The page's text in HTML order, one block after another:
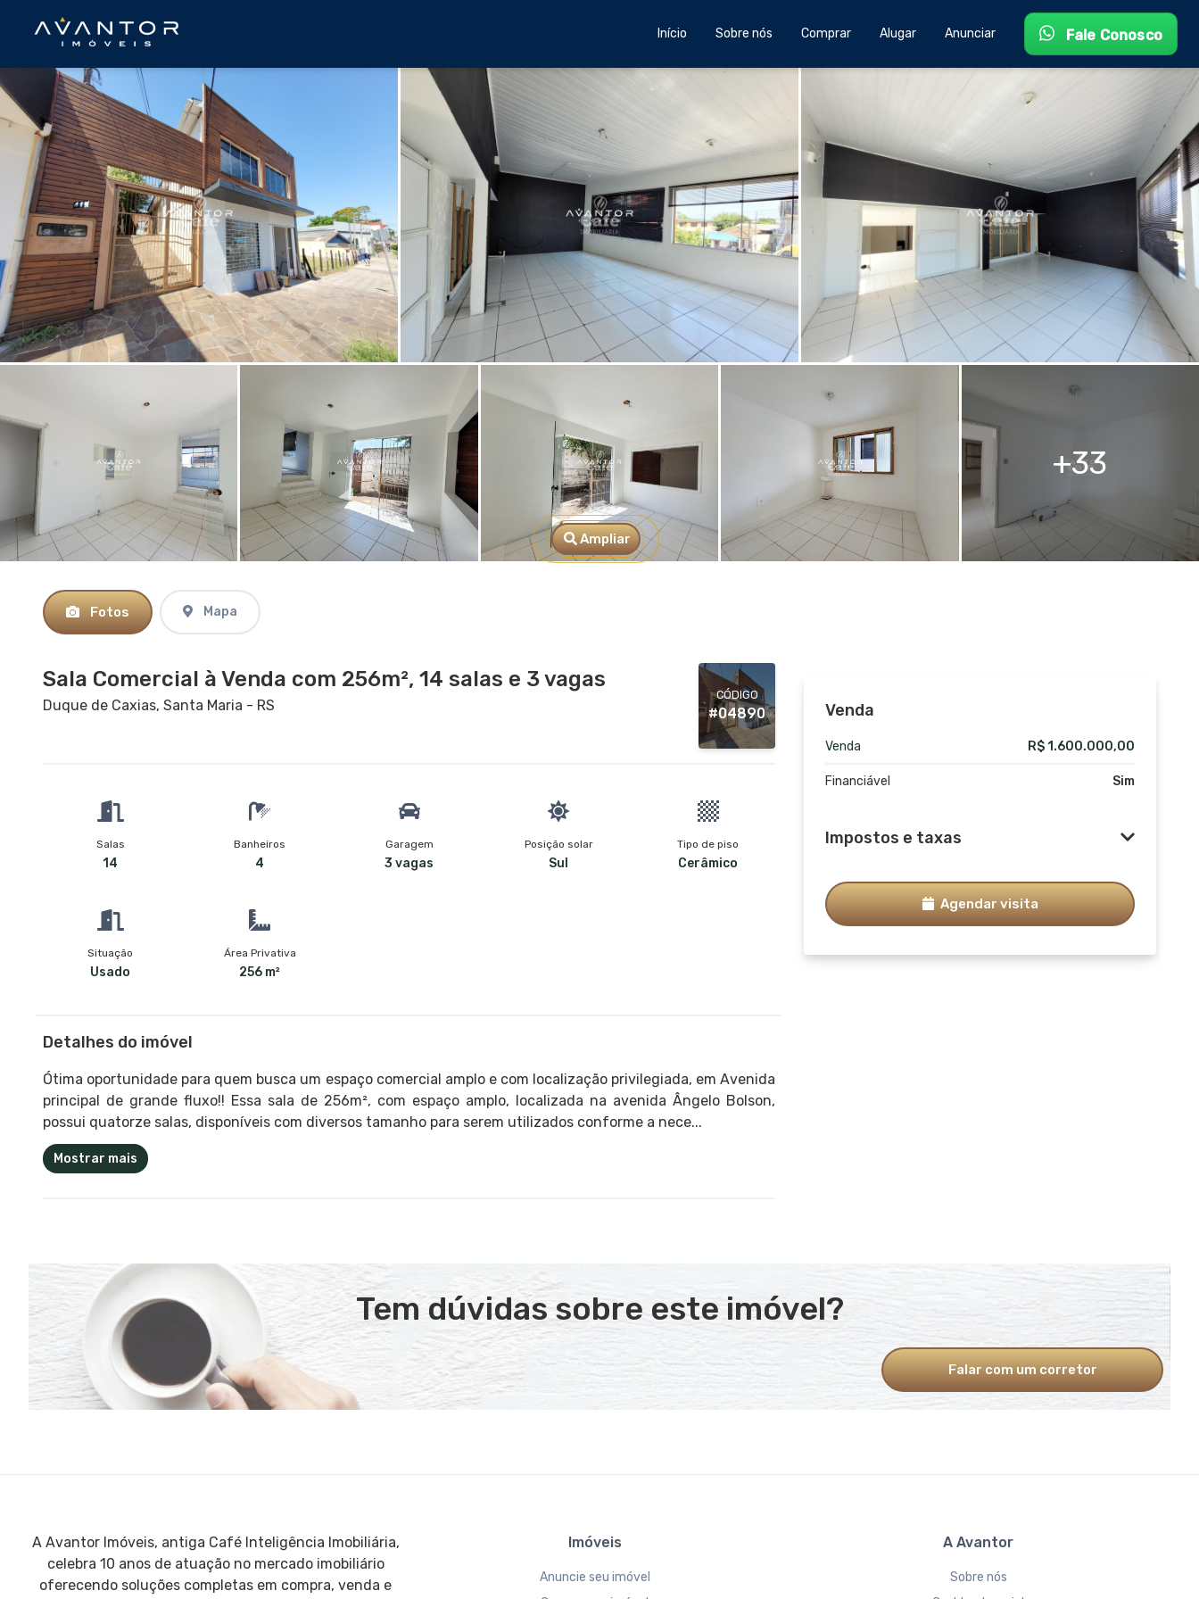
Início Sobre nós Comprar Alugar Anunciar Fale Conosco
33
Ampliar
Fotos Mapa
Sala Comercial à Venda com 256m², 14 salas e 3 vagas
Duque de Caxias, Santa Maria - RS
CÓDIGO
#04890
Salas
14
Banheiros
4
Garagem
3 vagas
Posição solar
Sul
Tipo de piso
Cerâmico
Situação
Usado
Área Privativa
256 m²
Detalhes do imóvel
Ótima oportunidade para quem busca um espaço comercial amplo e com localização privilegiada, em Avenida
principal de grande fluxo!! Essa sala de 256m², com espaço amplo, localizada na avenida Ângelo Bolson,
possui quatorze salas, disponíveis com diversos tamanho para serem utilizados conforme a nece...
Mostrar mais
Venda
Venda R$ 1.600.000,00
Financiável Sim
Impostos e taxas
Agendar visita
Tem dúvidas sobre este imóvel?
Falar com um corretor
A Avantor Imóveis, antiga Café Inteligência Imobiliária,
celebra 10 anos de atuação no mercado imobiliário
oferecendo soluções completas em compra, venda e
Imóveis
Anuncie seu imóvel
A Avantor
Sobre nós